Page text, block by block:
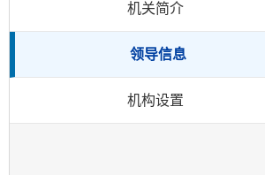
机关简介
领导信息
机构设置